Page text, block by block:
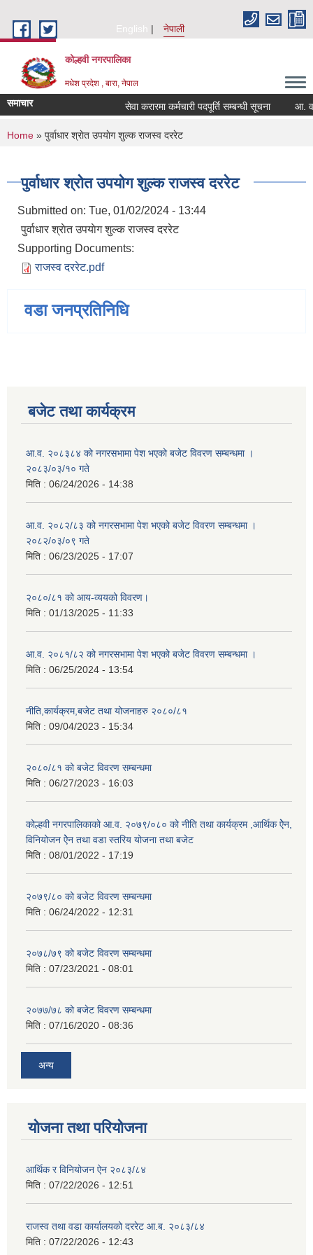
English
नेपाली
कोल्हवी नगरपालिका
मधेश प्रदेश , बारा, नेपाल
समाचार सेवा करारमा कर्मचारी पदपूर्ति सम्बन्धी सूचना आ. व.
You are here
Home » पुर्वाधार श्राेत उपयाेग शुल्क राजस्व दररेट
पुर्वाधार श्राेत उपयाेग शुल्क राजस्व दररेट
Submitted on: Tue, 01/02/2024 - 13:44
पुर्वाधार श्राेत उपयाेग शुल्क राजस्व दररेट
Supporting Documents:
राजस्व दररेट.pdf
वडा जनप्रतिनिधि
बजेट तथा कार्यक्रम
आ.व. २०८३८४ को नगरसभामा पेश भएको बजेट विवरण सम्बन्धमा ।
२०८३/०३/१० गते
मिति : 06/24/2026 - 14:38
आ.व. २०८२/८३ को नगरसभामा पेश भएको बजेट विवरण सम्बन्धमा ।
२०८२/०३/०९ गते
मिति : 06/23/2025 - 17:07
२०८०/८१ को आय-व्ययको विवरण।
मिति : 01/13/2025 - 11:33
आ.व. २०८१/८२ को नगरसभामा पेश भएको बजेट विवरण सम्बन्धमा ।
मिति : 06/25/2024 - 13:54
नीति,कार्यक्रम,बजेट तथा योजनाहरु २०८०/८१
मिति : 09/04/2023 - 15:34
२०८०/८१ को बजेट विवरण सम्बन्धमा
मिति : 06/27/2023 - 16:03
कोल्हवी नगरपालिकाको आ.व. २०७९/०८० को नीति तथा कार्यक्रम ,आर्थिक ऐेन,
विनियोजन ऐेन तथा वडा स्तरिय योजना तथा बजेट
मिति : 08/01/2022 - 17:19
२०७९/८० को बजेट विवरण सम्बन्धमा
मिति : 06/24/2022 - 12:31
२०७८/७९ को बजेट विवरण सम्बन्धमा
मिति : 07/23/2021 - 08:01
२०७७/७८ को बजेट विवरण सम्बन्धमा
मिति : 07/16/2020 - 08:36
अन्य
योजना तथा परियोजना
आर्थिक र विनियोजन ऐन २०८३/८४
मिति : 07/22/2026 - 12:51
राजस्व तथा वडा कार्यालयको दररेट आ.ब. २०८३/८४
मिति : 07/22/2026 - 12:43